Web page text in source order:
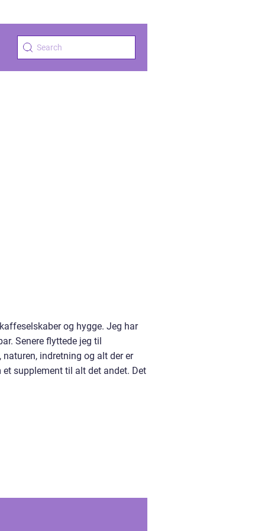
og hygge. Jeg har
Senere flyttede jeg til
indretning og alt der er
supplement til alt det andet. Det